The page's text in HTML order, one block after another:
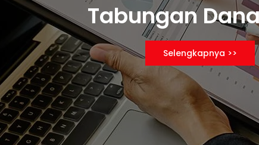
Tabungan
Selengkapnya >>